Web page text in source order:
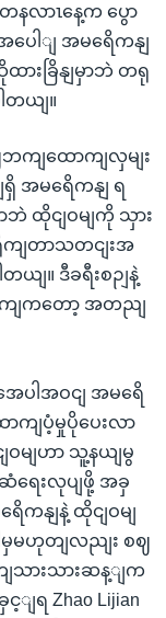
နလာၤနေ့က ပွော
ပေါျ အမရေိကနျ
ားခြိနျမှာဘဲ တရု
ယျ။
ကျထောကျလှမျး
အမရေိကနျ ရ
ထိုငျဝမျကို သှား
ကျတာသတငျးအ
ယျ။ ဒီခရီးစဉျနဲ့
ကျကတော့ အတညျ
ေပါအဝငျ အမရေိ
ာကျပံ့မှုပိုပေးလာ
ဝမျဟာ သူ့နယျမွ
ရေးလုပျဖို့ အခှ
ကနျနဲ့ ထိုငျဝမျ
မှမဟုတျလညျး စဈ
သားသားဆန့ျက
င့ျရ Zhao Lijian